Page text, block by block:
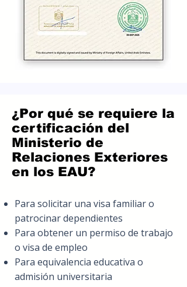
¿Por qué se requiere la
certificación del
Ministerio de
Relaciones Exteriores
en los EAU?
Para solicitar una visa familiar o
patrocinar dependientes
Para obtener un permiso de trabajo
o visa de empleo
Para equivalencia educativa o
admisión universitaria